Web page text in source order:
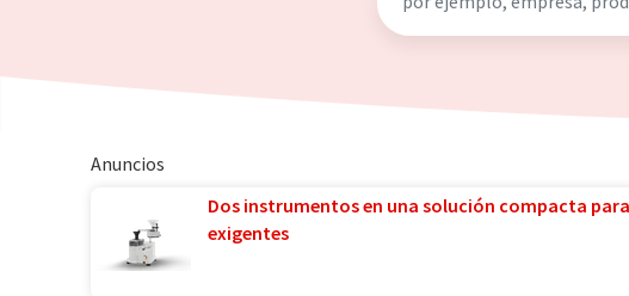
Anuncios
Dos instrumentos en una solución compacta
exigentes